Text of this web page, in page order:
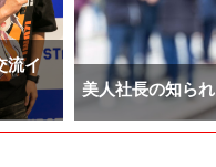
流イ
美人社長の知ら